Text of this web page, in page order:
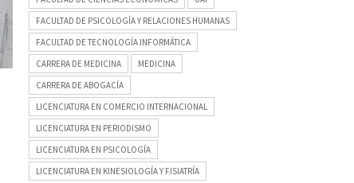
FACULTAD DE PSICOLOGÍA Y RELACIONES HUMANAS
FACULTAD DE TECNOLOGÍA INFORMÁTICA
CARRERA DE MEDICINA
MEDICINA
CARRERA DE ABOGACÍA
LICENCIATURA EN COMERCIO INTERNACIONAL
LICENCIATURA EN PERIODISMO
LICENCIATURA EN PSICOLOGÍA
LICENCIATURA EN KINESIOLOGÍA Y FISIATRÍA